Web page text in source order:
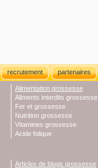
recrutement partenaires
Alimentation grossesse
Aliments interdits grossesse
Fer et grossesse
Nutrition grossesse
Vitamines grossesse
Acide folique
Articles de blogs grossesse